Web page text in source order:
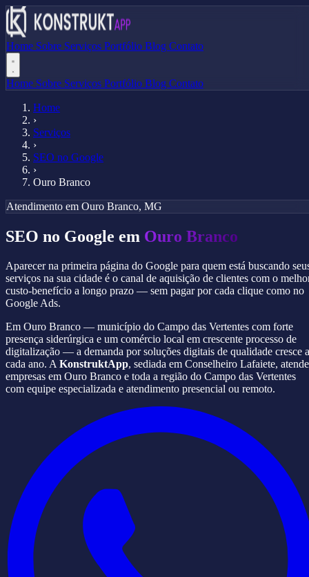
Home Sobre Serviços Portfólio Blog Contato
Home Sobre Serviços Portfólio Blog Contato
Home
›
Serviços
›
SEO no Google
›
Ouro Branco
Atendimento em Ouro Branco, MG
SEO no Google em Ouro Branco
Aparecer na primeira página do Google para quem está buscando
serviços na sua cidade é o canal de aquisição de clientes com o
custo-benefício a longo prazo — sem pagar por cada clique como no
Google Ads.
Em Ouro Branco — município do Campo das Vertentes com forte
presença siderúrgica e um comércio local em crescente processo de
digitalização — a demanda por soluções digitais de qualidade cresce a
cada ano. A KonstruktApp, sediada em Conselheiro Lafaiete, atende
empresas em Ouro Branco e toda a região do Campo das Vertentes
com equipe especializada e atendimento presencial ou remoto.